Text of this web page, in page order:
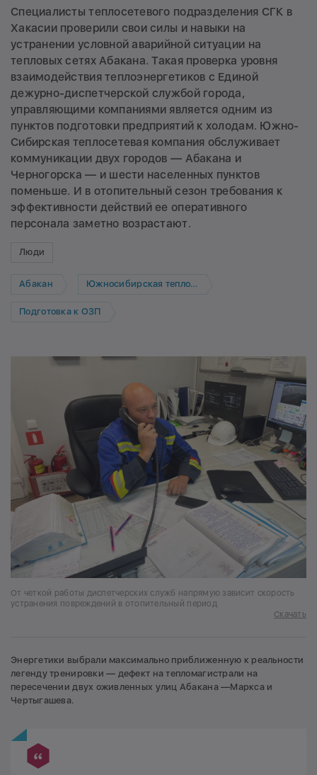
Специалисты теплосетевого подразделения СГК в
Хакасии проверили свои силы и навыки на
устранении условной аварийной ситуации на
тепловых сетях Абакана. Такая проверка уровня
взаимодействия теплоэнергетиков с Единой
дежурно-диспетчерской службой города,
управляющими компаниями является одним из
пунктов подготовки предприятий к холодам. Южно-
Сибирская теплосетевая компания обслуживает
коммуникации двух городов — Абакана и
Черногорска — и шести населенных пунктов
поменьше. И в отопительный сезон требования к
эффективности действий ее оперативного
персонала заметно возрастают.
Люди
Абакан Южносибирская теплосетевая компания
Подготовка к ОЗП
От четкой работы диспетчерских служб напрямую зависит скорость
устранения повреждений в отопительный период
Скачать
Энергетики выбрали максимально приближенную к реальности
легенду тренировки — дефект на тепломагистрали на
пересечении двух оживленных улиц Абакана —Маркса и
Чертыгашева.